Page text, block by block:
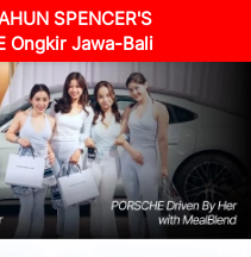
SPENCER'S
Ongkir Jawa-Bali